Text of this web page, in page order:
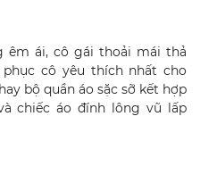
êm ái, cô gái thoải mái thả
cô yêu thích nhất cho
bộ quần áo sặc sỡ kết hợp
chiếc áo đính lông vũ lấp